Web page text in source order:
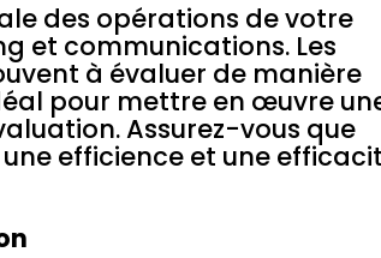
des opérations de votre
et communications. Les
à évaluer de manière
pour mettre en œuvre
Assurez-vous que
efficience et une